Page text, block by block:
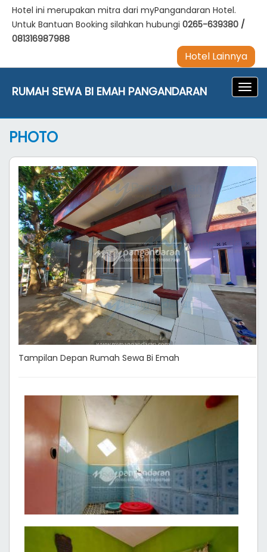
Hotel ini merupakan mitra dari myPangandaran Hotel.
Untuk Bantuan Booking silahkan hubungi 0265-639380 /
081316987988
Hotel Lainnya
RUMAH SEWA BI EMAH PANGANDARAN
PHOTO
Tampilan Depan Rumah Sewa Bi Emah